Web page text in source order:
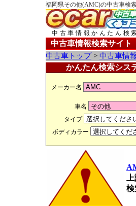
福岡県その他(AMC)の中古車検
中古車情報かんたん検
中古車情報検索サイト
中古車トップ> 中古車情
かんたん検索シス
メーカー名
車名
タイプ
ボディカラー
検